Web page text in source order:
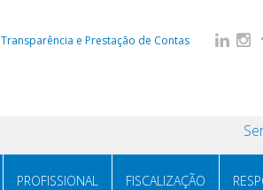
Transparência e Prestação de Contas
PROFISSIONAL FISCALIZAÇÃO